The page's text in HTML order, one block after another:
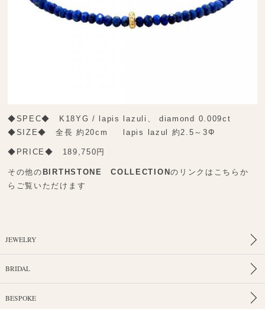
◆SPEC◆ K18YG / lapis lazuli、 diamond 0.009ct
◆SIZE◆ 全長 約20cm lapis lazul 約2.5～3Φ
◆PRICE◆ 189,750円
その他の BIRTHSTONE COLLECTIONのリンクはこちらか
らご覧いただけます
JEWELRY
BRIDAL
BESPOKE